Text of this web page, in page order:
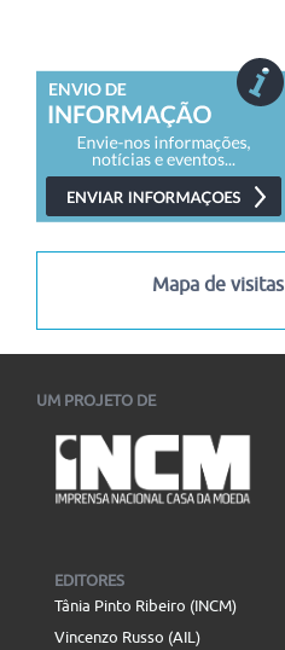
Mapa de visitas
UM PROJETO DE
EDITORES
Tânia Pinto Ribeiro (INCM)
Vincenzo Russo (AIL)